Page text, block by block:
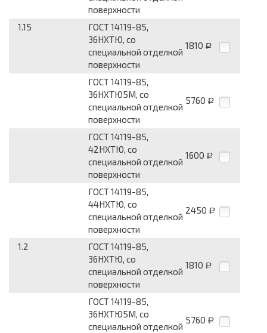
поверхности
1.15
ГОСТ 14119-85,
36НХТЮ, со
специальной отделкой
поверхности
1810 Р
ГОСТ 14119-85,
36НХТЮ5М, со
специальной отделкой
поверхности
5760 Р
ГОСТ 14119-85,
42НХТЮ, со
специальной отделкой
поверхности
1600 Р
ГОСТ 14119-85,
44НХТЮ, со
специальной отделкой
поверхности
2450 Р
1.2
ГОСТ 14119-85,
36НХТЮ, со
специальной отделкой
поверхности
1810 Р
ГОСТ 14119-85,
36НХТЮ5М, со
специальной отделкой
5760 Р